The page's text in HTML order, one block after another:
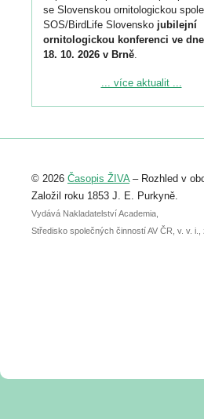
se Slovenskou ornitologickou
SOS/BirdLife Slovensko jubilejní
ornitologickou konferenci ve
18. 10. 2026 v Brně.
Podrobnější informace ke konferenci
Registrovat se můžete do 6. září.
abstraktu přihlášené přednášky
posteru je už 30. června.
... více aktualit ...
© 2026 Časopis ŽIVA– Rozhled v
Založil roku 1853 J. E. Purkyně.
Vydává Nakladatelství Academia,
Středisko společných činností AV ČR, v. v. i.,